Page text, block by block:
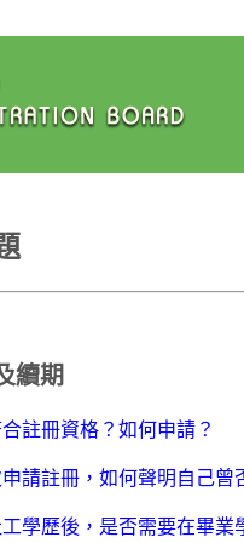
續期
註冊資格？如何申請？
請註冊，如何聲明自己曾
學歷後，是否需要在畢業